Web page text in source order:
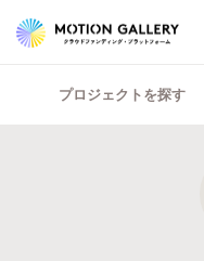
プロジェクトを探す